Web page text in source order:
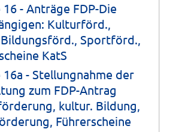
- Anträge FDP-Die
Kulturförd.,
Sportförd.,
KatS
16a - Stellungnahme der
zum FDP-Antrag
kultur. Bildung,
Führerscheine